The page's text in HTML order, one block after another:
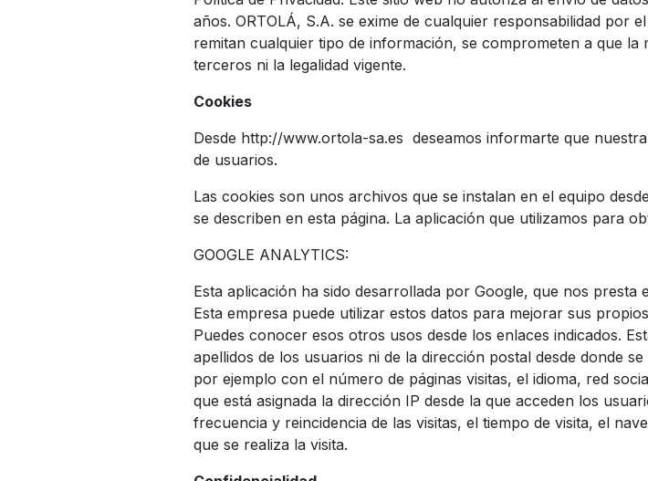
años. ORTOLÁ, S.A. se exime de cualquier responsabilidad por
remitan cualquier tipo de información, se comprometen a que
terceros ni la legalidad vigente.
Cookies
Desde http://www.ortola-sa.es deseamos informarte que
de usuarios.
Las cookies son unos archivos que se instalan en el equipo
se describen en esta página. La aplicación que utilizamos para
GOOGLE ANALYTICS:
Esta aplicación ha sido desarrollada por Google, que nos presta
Esta empresa puede utilizar estos datos para mejorar sus
Puedes conocer esos otros usos desde los enlaces indicados.
apellidos de los usuarios ni de la dirección postal desde donde
por ejemplo con el número de páginas visitas, el idioma, red
que está asignada la dirección IP desde la que acceden los
frecuencia y reincidencia de las visitas, el tiempo de visita, el
que se realiza la visita.